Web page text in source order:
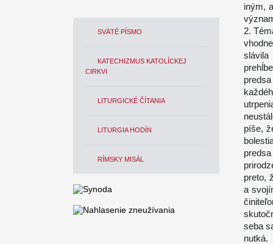
SVÄTÉ PÍSMO
KATECHIZMUS KATOLÍCKEJ
CIRKVI
LITURGICKÉ ČÍTANIA
LITURGIA HODÍN
RÍMSKY MISÁL
iným,
2.
slávila
píše,
preto,
a
seba
nutká.